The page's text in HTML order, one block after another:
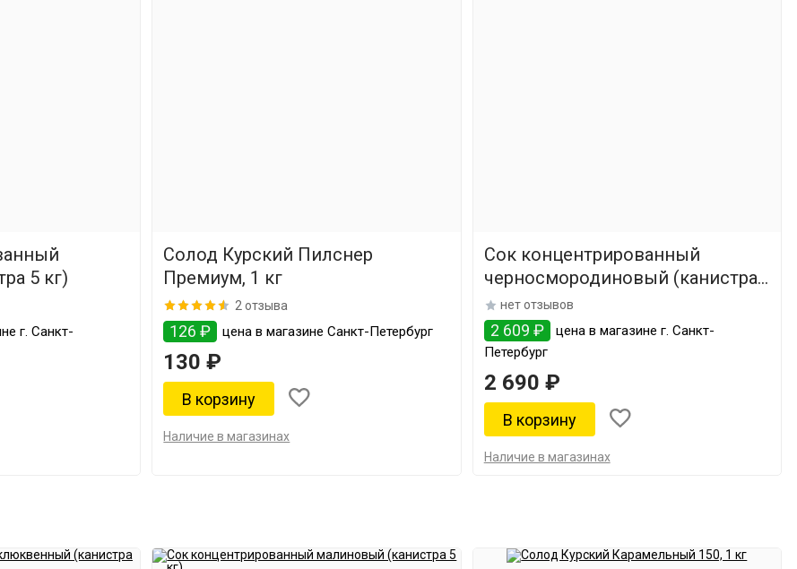
5 кг)
г. Санкт-
Солод Курский Пилснер
Премиум, 1 кг
2 отзыва
126 ₽ цена в магазине Санкт-Петербург
130 ₽
Наличие в магазинах
Сок концентрированный
черносмородиновый (канистра
5 кг)
нет отзывов
2 609 ₽
цена в магазине г. Санкт-
Петербург
2 690 ₽
Наличие в магазинах